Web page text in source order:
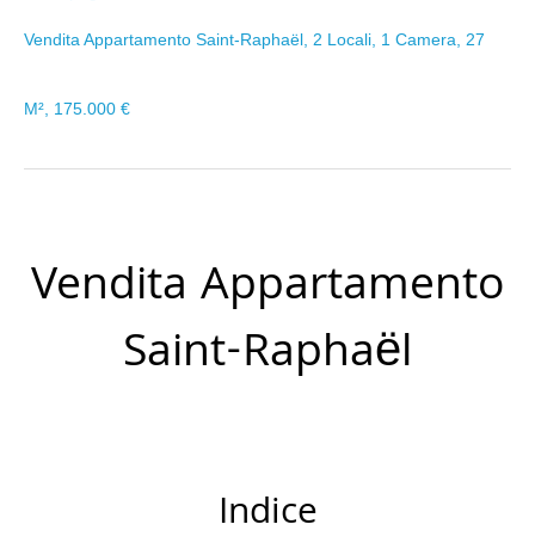
Vendita Appartamento Saint-Raphaël, 2 Locali, 1 Camera, 27
M², 175.000 €
Vendita Appartamento
Saint-Raphaël
Indice